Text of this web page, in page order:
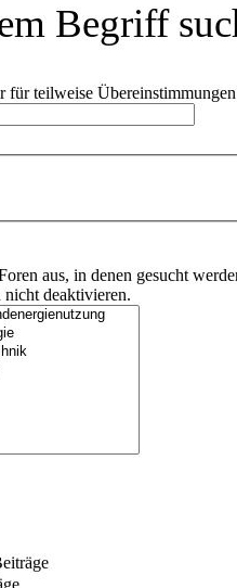
Begriff
für teilweise
aus, in denen gesucht
nicht deaktivieren.